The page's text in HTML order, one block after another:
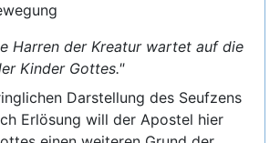
Harren der Kreatur wartet auf die
Kinder Gottes."
Darstellung des Seufzens
Erlösung will der Apostel hier